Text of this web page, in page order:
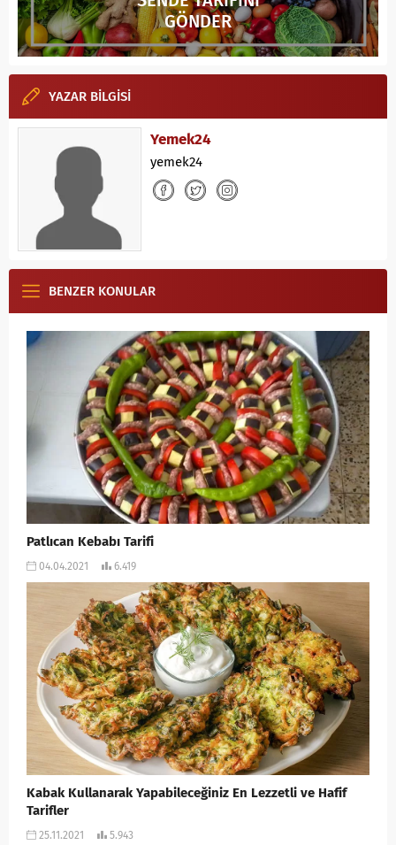
GÖNDER
YAZAR BİLGİSİ
Yemek24
yemek24
BENZER KONULAR
Patlıcan Kebabı Tarifi
04.04.2021 6.419
Kabak Kullanarak Yapabileceğiniz En Lezzetli ve Hafif
Tarifler
25.11.2021 5.943